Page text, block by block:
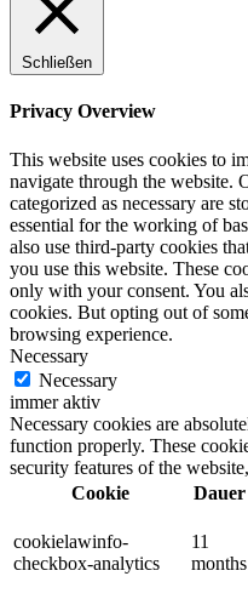
Schließen
Privacy Overview
This website uses cookies to
navigate through the website.
categorized as necessary are
essential for the working of
also use third-party cookies
you use this website. These
only with your consent. You
cookies. But opting out of
browsing experience.
Necessary
Necessary
immer aktiv
Necessary cookies are
function properly. These
security features of the
Cookie
Dauer
cookielawinfo-
checkbox-analytics
11
months